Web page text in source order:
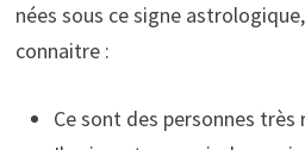
nées sous ce signe
connaitre :
Ce sont des personnes